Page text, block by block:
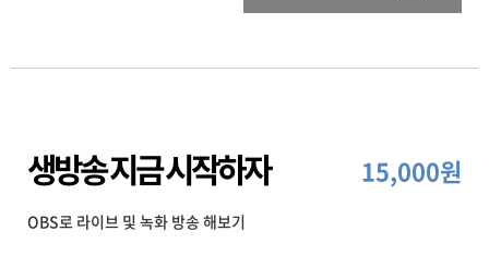
생방송 지금 시작하자 15,000원
OBS로 라이브 및 녹화 방송 해보기